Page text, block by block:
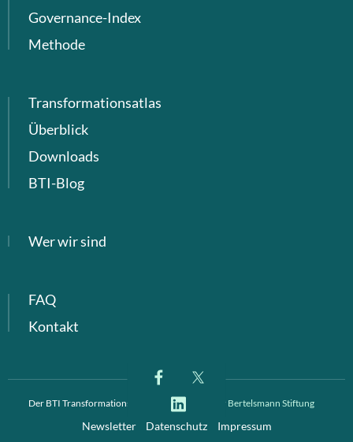
Governance-Index
Methode
Transformationsatlas
Überblick
Downloads
BTI-Blog
Wer wir sind
FAQ
Kontakt
Der BTI Transformationsindex ist ein Projekt der Bertelsmann Stiftung
Newsletter Datenschutz Impressum